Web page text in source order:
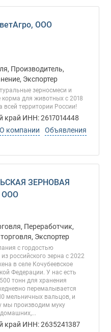
ООО
Производитель,
Экспортер
зерносмеси и
для животных с 2018
территории России!
край ИНН: 2617014448
О компании
Объявления
ЗЕРНОВАЯ
ООО
Переработчик,
Экспортер
с гордостью
российского зерна с 2022
в селе Кочубеевское
Федерации. У нас есть
тонн для хранения
перемалывается
мельничных вальцов, и
мы производим муку
край ИНН: 2635241387